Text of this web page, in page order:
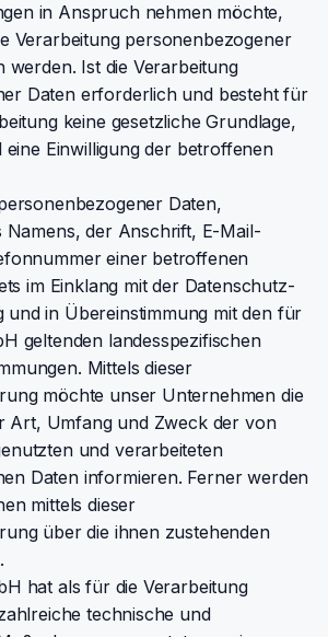
in Anspruch nehmen möchte,
Verarbeitung personenbezogener
werden. Ist die Verarbeitung
Daten erforderlich und besteht für
keine gesetzliche Grundlage,
Einwilligung der betroffenen
Daten,
Namens, der Anschrift, E-Mail-
einer betroffenen
im Einklang mit der Datenschutz-
in Übereinstimmung mit den für
geltenden landesspezifischen
Mittels dieser
möchte unser Unternehmen die
Art, Umfang und Zweck der von
und verarbeiteten
Daten informieren. Ferner werden
mittels dieser
über die ihnen zustehenden
hat als für die Verarbeitung
technische und